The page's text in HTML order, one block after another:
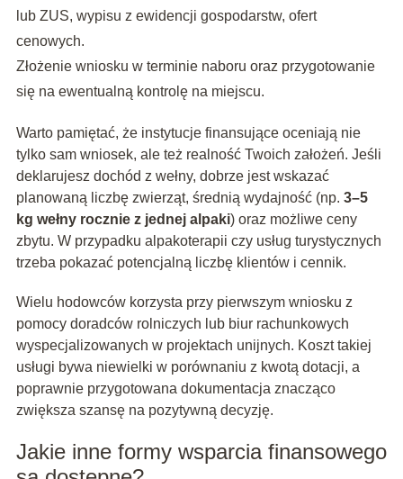
lub ZUS, wypisu z ewidencji gospodarstw, ofert
cenowych.
Złożenie wniosku w terminie naboru oraz przygotowanie
się na ewentualną kontrolę na miejscu.
Warto pamiętać, że instytucje finansujące oceniają nie
tylko sam wniosek, ale też realność Twoich założeń. Jeśli
deklarujesz dochód z wełny, dobrze jest wskazać
planowaną liczbę zwierząt, średnią wydajność (np. 3–5
kg wełny rocznie z jednej alpaki) oraz możliwe ceny
zbytu. W przypadku alpakoterapii czy usług turystycznych
trzeba pokazać potencjalną liczbę klientów i cennik.
Wielu hodowców korzysta przy pierwszym wniosku z
pomocy doradców rolniczych lub biur rachunkowych
wyspecjalizowanych w projektach unijnych. Koszt takiej
usługi bywa niewielki w porównaniu z kwotą dotacji, a
poprawnie przygotowana dokumentacja znacząco
zwiększa szansę na pozytywną decyzję.
Jakie inne formy wsparcia finansowego